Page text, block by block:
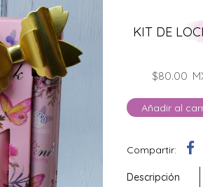
KIT DE
$80.00
Añadir al
Compartir:
Descripción